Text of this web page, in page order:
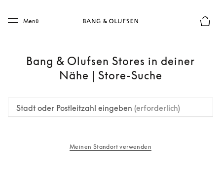
Skip to main footer
Menü
Bang & Olufsen Stores in deiner
Nähe | Store-Suche
Stadt oder Postleitzahl eingeben (erforderlich)
Meinen Standort verwenden